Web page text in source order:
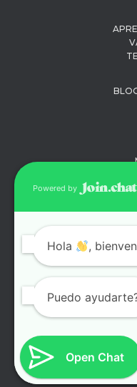
Powered by
Hola ,
Puedo
Open Chat